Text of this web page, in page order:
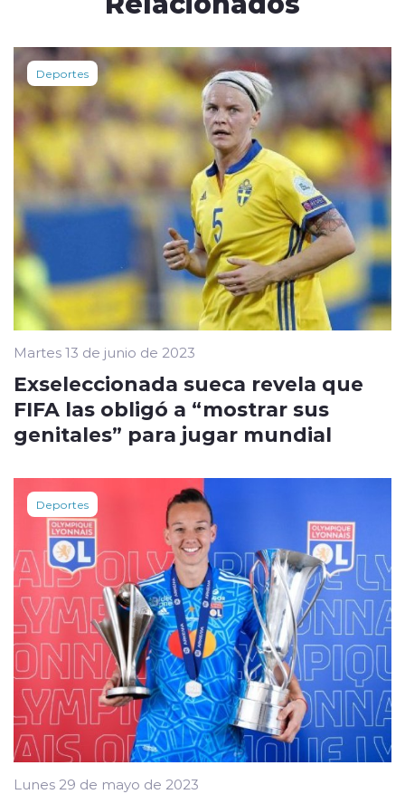
Deportes
Martes 13 de junio de 2023
Exseleccionada sueca revela que
FIFA las obligó a “mostrar sus
genitales” para jugar mundial
Deportes
Lunes 29 de mayo de 2023